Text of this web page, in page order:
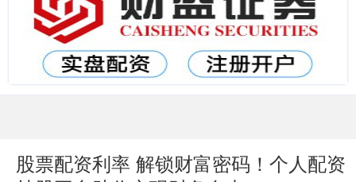
股票配资利率 解锁财富密码！个人配资